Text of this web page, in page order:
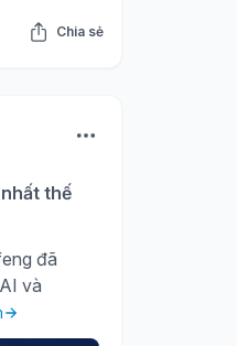
Chia sẻ
thế
đã
và